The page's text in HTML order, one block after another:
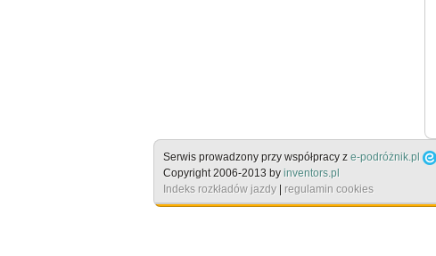
Serwis prowadzony przy współpracy z e-podróżnik.pl
Copyright 2006-2013 by inventors.pl
Indeks rozkładów jazdy | regulamin cookies